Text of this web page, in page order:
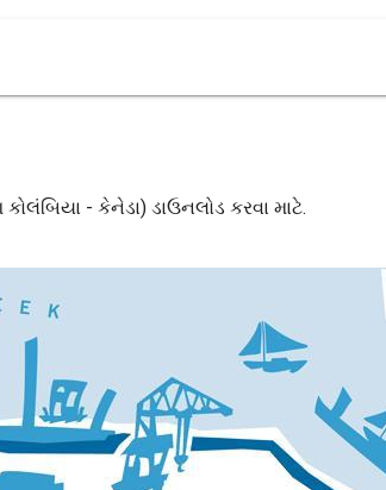
- કેનેડા) ડાઉનલોડ કરવા માટે.